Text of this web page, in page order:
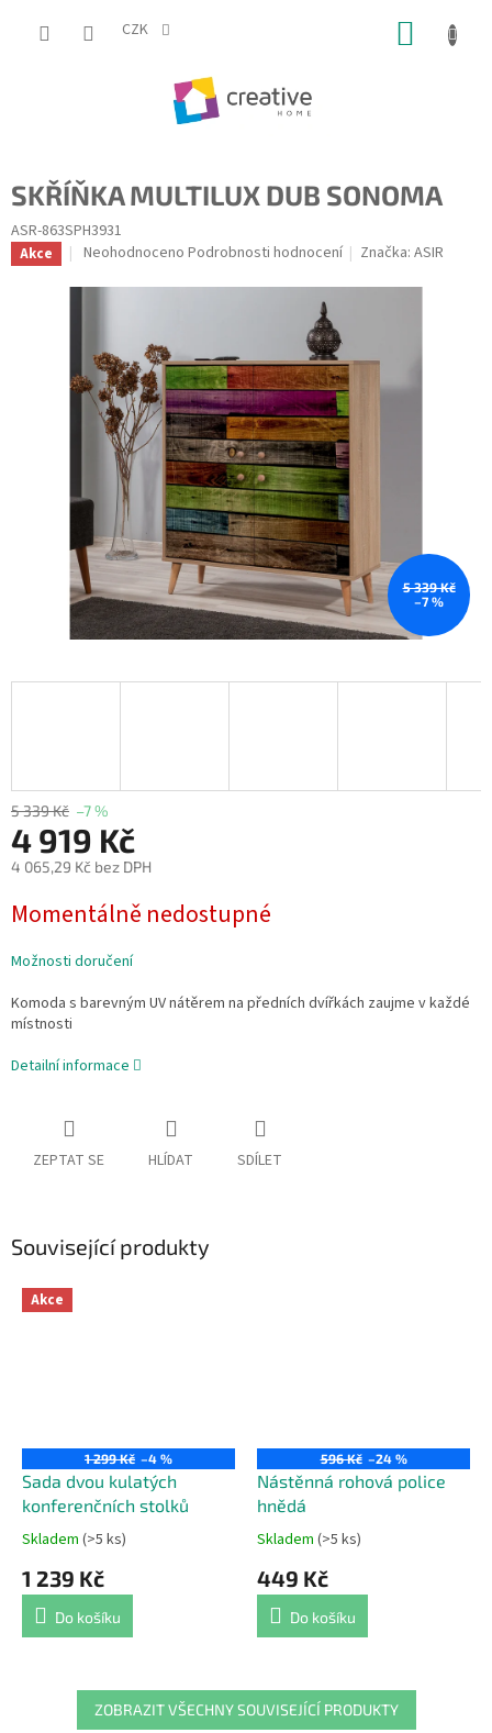
CZK
SKŘÍŇKA MULTILUX DUB SONOMA
ASR-863SPH3931
Akce
Průměrné
produktu
5
hvězdiček.
Neohodnoceno Podrobnosti hodnocení Značka:ASIR
5 339 Kč
–7 %
5 339 Kč –7 %
4 919 Kč
4 065,29 Kč bez DPH
cena:
Momentálně nedostupné
Možnosti doručení
Komoda s barevným UV nátěrem na předních dvířkách zaujme v každé
místnosti
Detailní informace
ZEPTAT SE HLÍDAT SDÍLET
Související produkty
Akce
1 299 Kč –4 %
Sada dvou kulatých
konferenčních stolků
Průměrné
produktu
4,4
hvězdiček.
Skladem (>5 ks)
1 239 Kč
Do košíku
596 Kč –24 %
Nástěnná rohová police
hnědá
Průměrné
produktu
5,0
hvězdiček.
Skladem (>5 ks)
449 Kč
Do košíku
ZOBRAZIT VŠECHNY SOUVISEJÍCÍ PRODUKTY